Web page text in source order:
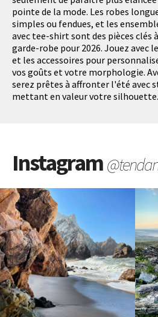
pointe de la mode. Les robes
simples ou fendues, et les
avec tee-shirt sont des pièces clés
garde-robe pour 2026. Jouez avec
et les accessoires pour
vos goûts et votre morphologie.
serez prêtes à affronter l'été avec
mettant en valeur votre silhouette.
Instagram